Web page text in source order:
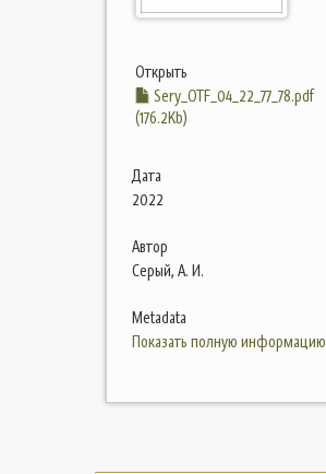
Открыть
Sery_OTF_04_22_77_78.pdf
(176.2Kb)
Дата
2022
Автор
Серый, А. И.
Metadata
Показать полную информацию